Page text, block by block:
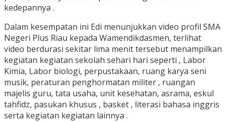
kedepannya .
Dalam kesempatan ini Edi menunjukkan video profil SMA
Negeri Plus Riau kepada Wamendikdasmen, terlihat
video berdurasi sekitar lima menit tersebut menampilkan
kegiatan kegiatan sekolah sehari hari seperti , Labor
Kimia, Labor biologi, perpustakaan, ruang karya seni
musik, peraturan penghormatan militer , ruangan
majelis guru, tata usaha, unit kesehatan, asrama, eskul
tahfidz, pasukan khusus , basket , literasi bahasa inggris
serta kegiatan kegiatan lainnya .